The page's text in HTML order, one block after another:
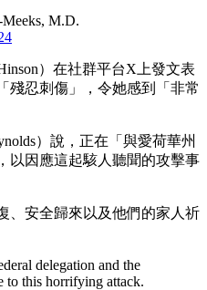
M.D.
）在社群平台X上發文表
殘忍刺傷」，令她感到「非常
）說，正在「與愛荷華州
以因應這起駭人聽聞的攻擊事
、安全歸來以及他們的家人祈
delegation and the
to this horrifying attack.